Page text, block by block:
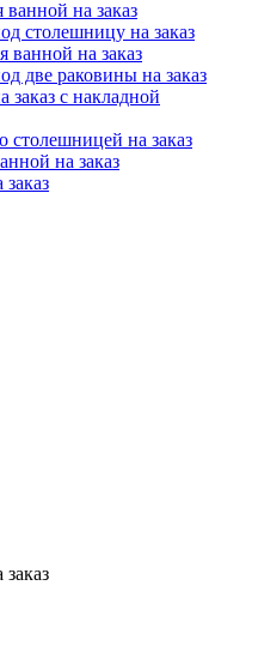
на заказ
столешницу на заказ
ванной на заказ
две раковины на заказ
заказ с накладной
столешницей на заказ
на заказ